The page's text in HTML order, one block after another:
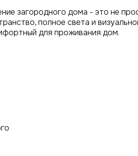
загородного дома - это не
полное света и
для проживания дом.